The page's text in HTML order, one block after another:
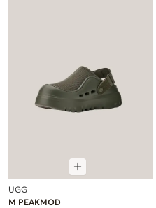
UGG
M PEAKMOD